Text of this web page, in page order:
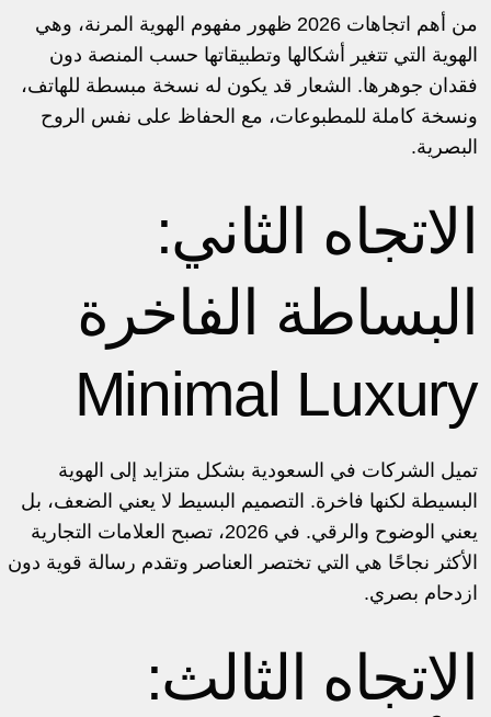
من أهم اتجاهات 2026 ظهور مفهوم الهوية المرنة، وهي
الهوية التي تتغير أشكالها وتطبيقاتها حسب المنصة دون
فقدان جوهرها. الشعار قد يكون له نسخة مبسطة للهاتف،
ونسخة كاملة للمطبوعات، مع الحفاظ على نفس الروح
البصرية.
الاتجاه الثاني:
البساطة الفاخرة
Minimal Luxury
تميل الشركات في السعودية بشكل متزايد إلى الهوية
البسيطة لكنها فاخرة. التصميم البسيط لا يعني الضعف، بل
يعني الوضوح والرقي. في 2026، تصبح العلامات التجارية
الأكثر نجاحًا هي التي تختصر العناصر وتقدم رسالة قوية دون
ازدحام بصري.
الاتجاه الثالث: